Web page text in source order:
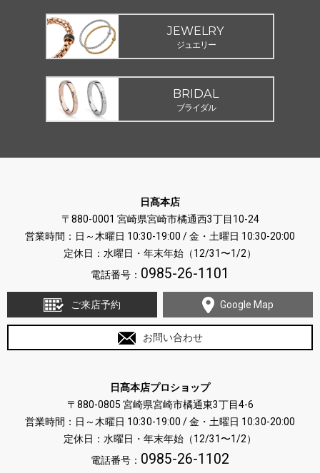
JEWELRY
ジュエリー
BRIDAL
ブライダル
日髙本店
〒880-0001 宮崎県宮崎市橘通西3丁目10-24
営業時間：日～木曜日 10:30-19:00 / 金・土曜日 10:30-20:00
定休日：水曜日・年末年始（12/31〜1/2）
電話番号： 0985-26-1101
ご来店予約 Google Map
お問い合わせ
日髙本店プロショップ
〒880-0805 宮崎県宮崎市橘通東3丁目4-6
営業時間：日～木曜日 10:30-19:00 / 金・土曜日 10:30-20:00
定休日：水曜日・年末年始（12/31〜1/2）
電話番号： 0985-26-1102